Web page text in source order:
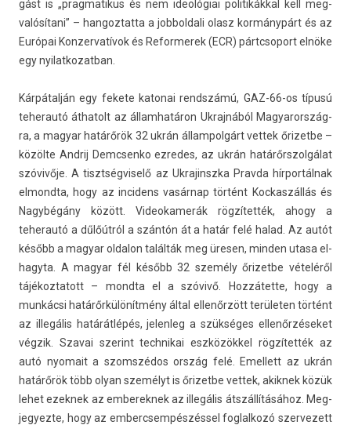
gást is „prag­matikus és nem ideológiai politikákk­al kell meg­
valósítani” – han­goz­tatta a job­boldali olasz kormánypárt és az
Európai Kon­zervatívok és Re­for­merek (ECR) pártcsoport elnöke
egy nyilat­kozat­ban.
Kárpátalján egy fekete katonai re­ndszámú, GAZ-66-os típusú
teherautó áthatolt az állam­határon Uk­rajnából Magyarország­
ra, a magyar határőrök 32 ukrán állam­polgárt vet­tek őrizet­be –
közölte An­drij De­mcsen­ko ez­redes, az ukrán határőrszol­gálat
szóvivője. A tisztség­viselő az Uk­rajinszka Prav­da hírportálnak
el­mondta, hogy az in­cidens vasárnap történt Koc­kaszál­lás és
Nagybégány között. Videokamerák rögzítették, ahogy a
teherautó a dűlőútról a szántón át a határ felé halad. Az autót
később a magyar ol­dalon találták meg üresen, mind­en utasa el­
hagyta. A magyar fél később 32 személy őrizet­be vételéről
tájékoz­tatott – mondta el a szóvivő. Hozzátette, hogy a
munkácsi határőrkülönítmény által ellenőrzött területen történt
az illegális határátlépés, jelen­leg a szükséges ellenőrzéseket
végzik. Szavai szerint tech­nikai eszközökkel rögzítették az
autó nyomait a szomszédos ország felé. Em­el­lett az ukrán
határőrök több olyan személyt is őrizet­be vet­tek, akik­nek közük
lehet ezek­nek az em­berek­nek az illegális átszállításához. Meg­
jegyez­te, hogy az em­bercsem­pészés­sel fog­lalkozó szer­vezett